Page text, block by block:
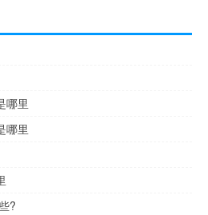
哪里
哪里
?